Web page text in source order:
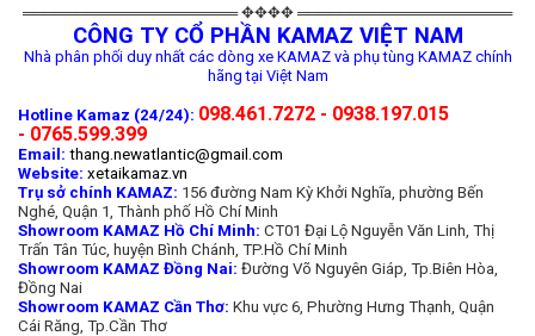
════════════════════ ✥✥✥✥ ════════════════════
CÔNG TY CỔ PHẦN KAMAZ VIỆT NAM
Nhà phân phối duy nhất các dòng xe KAMAZ và phụ tùng KAMAZ chính
hãng tại Việt Nam
Hotline Kamaz (24/24): 098.461.7272 - 0938.197.015
- 0765.599.399
Email: thang.newatlantic@gmail.com
Website: xetaikamaz.vn
Trụ sở chính KAMAZ: 156 đường Nam Kỳ Khởi Nghĩa, phường Bến
Nghé, Quận 1, Thành phố Hồ Chí Minh
Showroom KAMAZ Hồ Chí Minh: CT01 Đại Lộ Nguyễn Văn Linh, Thị
Trấn Tân Túc, huyện Bình Chánh, TP.Hồ Chí Minh
Showroom KAMAZ Đồng Nai: Đường Võ Nguyên Giáp, Tp.Biên Hòa,
Đồng Nai
Showroom KAMAZ Cần Thơ: Khu vực 6, Phường Hưng Thạnh, Quận
Cái Răng, Tp.Cần Thơ